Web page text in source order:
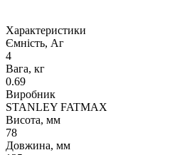
Характеристики
Ємність, Аг
4
Вага, кг
0.69
Виробник
STANLEY FATMAX
Висота, мм
78
Довжина, мм